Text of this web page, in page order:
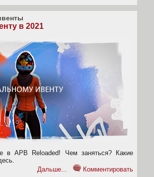
в 2021
в APB Reloaded! Чем заняться? Какие
Дальше...
Комментировать